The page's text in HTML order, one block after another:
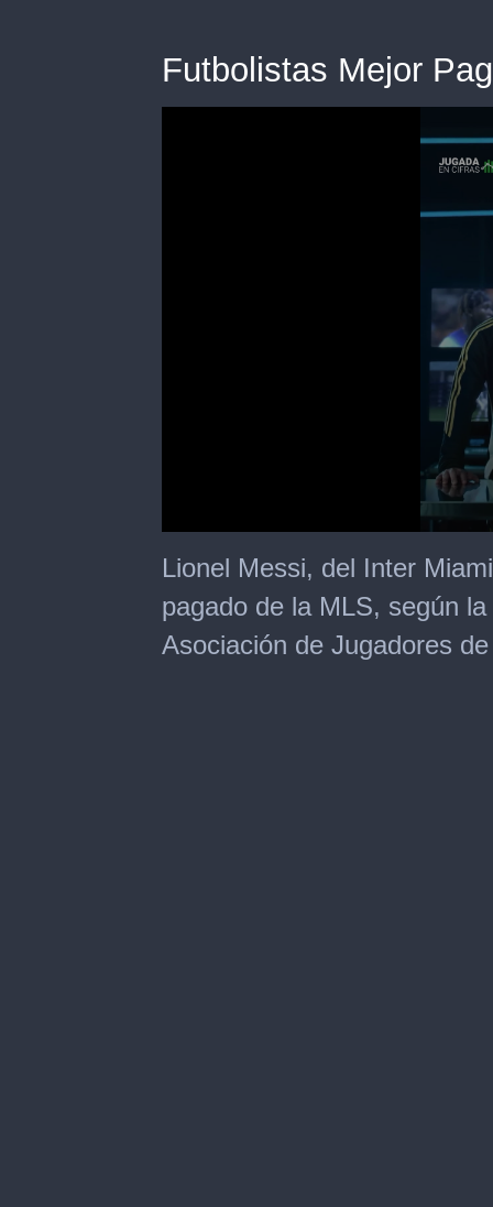
Futbolistas Mejor
seconds
of
minute,
20
seconds
Lionel Messi, del Inter
pagado de la MLS, según
Asociación de Jugadores